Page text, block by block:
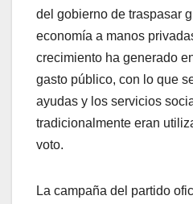
del gobierno de traspasar
economía a manos
crecimiento ha generado
gasto público, con lo que
ayudas y los servicios
tradicionalmente eran
voto.
La campaña del partido